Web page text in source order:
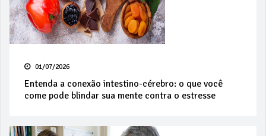
01/07/2026
Entenda a conexão intestino-cérebro: o que você
come pode blindar sua mente contra o estresse